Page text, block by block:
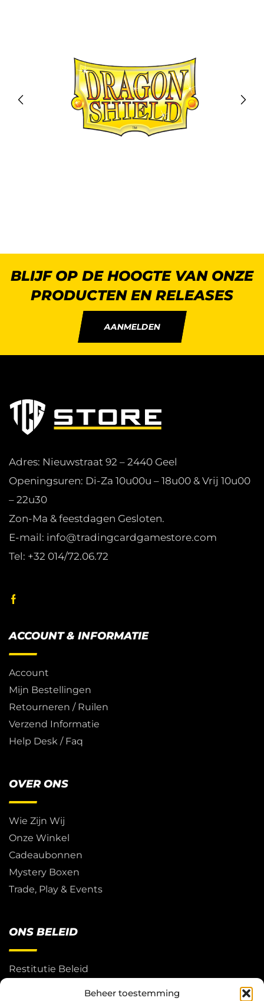
Beheer toestemming
BLIJF OP DE HOOGTE VAN ONZE
PRODUCTEN EN RELEASES
AANMELDEN
Adres: Nieuwstraat 92 – 2440 Geel
Openingsuren: Di-Za 10u00u – 18u00 & Vrij 10u00
– 22u30
Zon-Ma & feestdagen Gesloten.
E-mail: info@tradingcardgamestore.com
Tel: +32 014/72.06.72
ACCOUNT & INFORMATIE
Account
Mijn Bestellingen
Retourneren / Ruilen
Verzend Informatie
Help Desk / Faq
OVER ONS
Wie Zijn Wij
Onze Winkel
Cadeaubonnen
Mystery Boxen
Trade, Play & Events
ONS BELEID
Restitutie Beleid